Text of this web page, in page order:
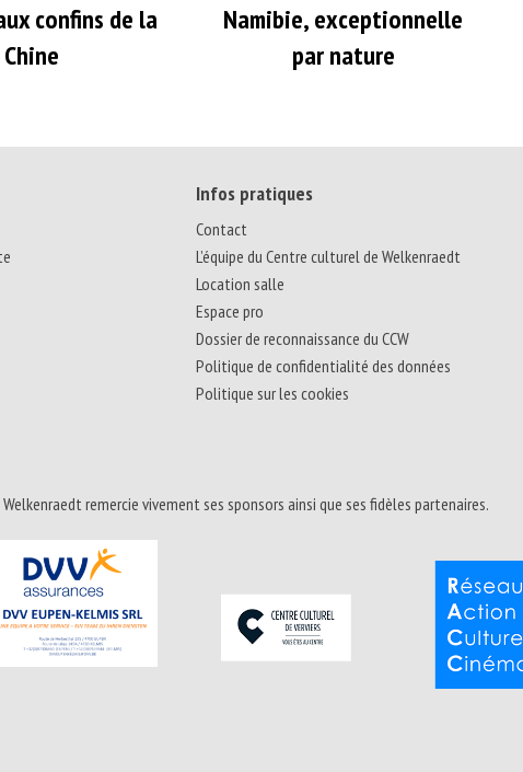
confins de la
Chine
Namibie, exceptionnelle
par nature
Infos pratiques
Contact
L’équipe du Centre culturel de Welkenraedt
Location salle
Espace pro
Dossier de reconnaissance du CCW
Politique de confidentialité des données
Politique sur les cookies
remercie vivement ses sponsors ainsi que ses fidèles partenaires.